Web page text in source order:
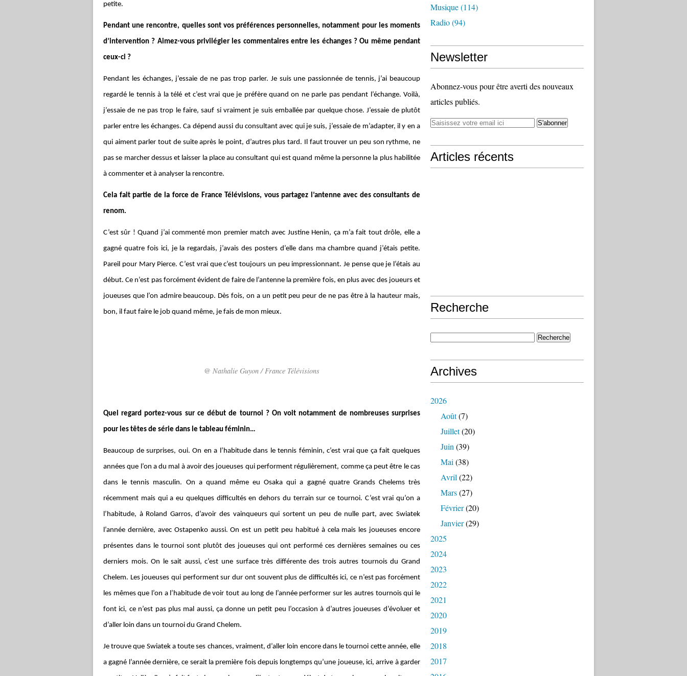
petite.
Pendant une rencontre, quelles sont vos préférences personnelles, notamment pour les moments
d’intervention ? Aimez-vous privilégier les commentaires entre les échanges ? Ou même pendant
ceux-ci ?
Pendant les échanges, j’essaie de ne pas trop parler. Je suis une passionnée de tennis, j’ai beaucoup
regardé le tennis à la télé et c’est vrai que je préfère quand on ne parle pas pendant l’échange. Voilà,
j’essaie de ne pas trop le faire, sauf si vraiment je suis emballée par quelque chose. J’essaie de plutôt
parler entre les échanges. Ca dépend aussi du consultant avec qui je suis, j’essaie de m’adapter, il y en a
qui aiment parler tout de suite après le point, d’autres plus tard. Il faut trouver un peu son rythme, ne
pas se marcher dessus et laisser la place au consultant qui est quand même la personne la plus habilitée
à commenter et à analyser la rencontre.
Cela fait partie de la force de France Télévisions, vous partagez l’antenne avec des consultants de
renom.
C’est sûr ! Quand j’ai commenté mon premier match avec Justine Henin, ça m’a fait tout drôle, elle a
gagné quatre fois ici, je la regardais, j’avais des posters d’elle dans ma chambre quand j’étais petite.
Pareil pour Mary Pierce. C’est vrai que c’est toujours un peu impressionnant. Je pense que je l’étais au
début. Ce n’est pas forcément évident de faire de l’antenne la première fois, en plus avec des joueurs et
joueuses que l’on admire beaucoup. Dès fois, on a un petit peu peur de ne pas être à la hauteur mais,
bon, il faut faire le job quand même, je fais de mon mieux.
@ Nathalie Guyon / France Télévisions
Quel regard portez-vous sur ce début de tournoi ? On voit notamment de nombreuses surprises
pour les têtes de série dans le tableau féminin…
Beaucoup de surprises, oui. On en a l’habitude dans le tennis féminin, c’est vrai que ça fait quelques
années que l’on a du mal à avoir des joueuses qui performent régulièrement, comme ça peut être le cas
dans le tennis masculin. On a quand même eu Osaka qui a gagné quatre Grands Chelems très
récemment mais qui a eu quelques difficultés en dehors du terrain sur ce tournoi. C’est vrai qu’on a
l’habitude, à Roland Garros, d’avoir des vainqueurs qui sortent un peu de nulle part, avec Swiatek
l’année dernière, avec Ostapenko aussi. On est un petit peu habitué à cela mais les joueuses encore
présentes dans le tournoi sont plutôt des joueuses qui ont performé ces dernières semaines ou ces
derniers mois. On le sait aussi, c’est une surface très différente des trois autres tournois du Grand
Chelem. Les joueuses qui performent sur dur ont souvent plus de difficultés ici, ce n’est pas forcément
les mêmes que l’on a l’habitude de voir tout au long de l’année performer sur les autres tournois qui le
font ici, ce n’est pas plus mal aussi, ça donne un petit peu l’occasion à d’autres joueuses d’évoluer et
d’aller loin dans un tournoi du Grand Chelem.
Je trouve que Swiatek a toute ses chances, vraiment, d’aller loin encore dans le tournoi cette année, elle
a gagné l’année dernière, ce serait la première fois depuis longtemps qu’une joueuse, ici, arrive à garder
Musique(114)
Radio(94)
Newsletter
Abonnez-vous pour être averti des nouveaux
articles publiés.
Articles récents
Recherche
Archives
2026
Août(7)
Juillet(20)
Juin (39)
Mai (38)
Avril (22)
Mars(27)
Février(20)
Janvier(29)
2025
2024
2023
2022
2021
2020
2019
2018
2017